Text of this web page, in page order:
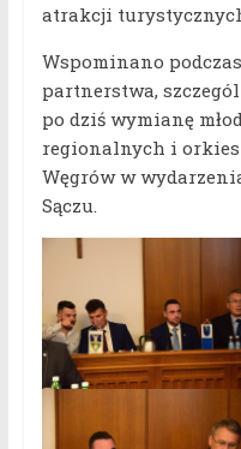
atrakcji
Wspominano
partnerstwa,
po dziś wymianę
regionalnych i
Węgrów w
Sączu.